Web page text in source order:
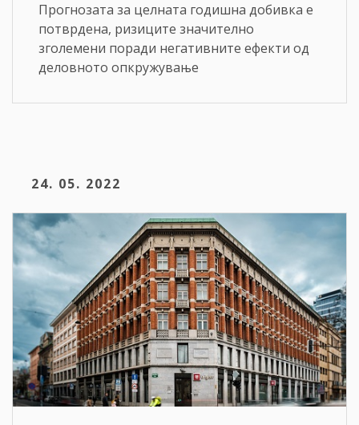
Прогнозата за целната годишна добивка е
потврдена, ризиците значително
зголемени поради негативните ефекти од
деловното опкружување
24. 05. 2022